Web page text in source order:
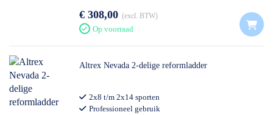
€ 308,00 excl. BTW
Op voorraad
Altrex Nevada 2-delige reformladder
2x8 t/m 2x14 sporten
Professioneel gebruik